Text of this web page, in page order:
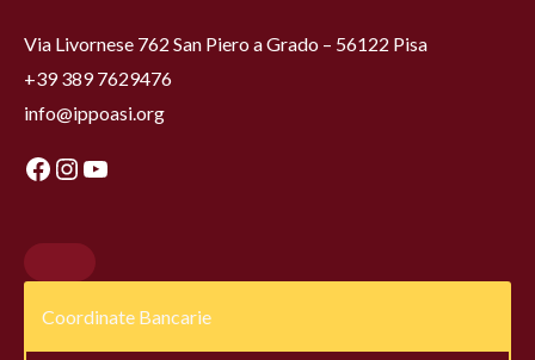
Via Livornese 762 San Piero a Grado – 56122 Pisa
+39 389 7629476
info@ippoasi.org
Coordinate Bancarie